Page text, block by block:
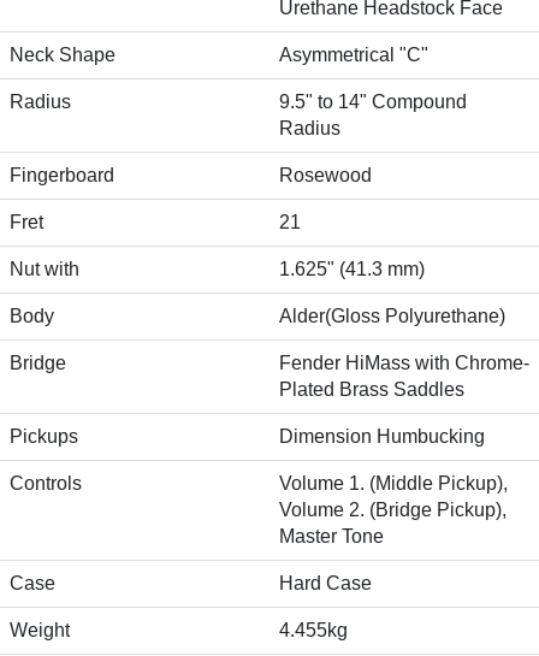
Urethane Headstock Face
Neck Shape Asymmetrical "C"
Radius
9.5" to 14" Compound
Radius
Fingerboard Rosewood
Fret 21
Nut with 1.625" (41.3 mm)
Body Alder(Gloss Polyurethane)
Bridge
Fender HiMass with Chrome-
Plated Brass Saddles
Pickups Dimension Humbucking
Controls
Volume 1. (Middle Pickup),
Volume 2. (Bridge Pickup),
Master Tone
Case Hard Case
Weight 4.455kg